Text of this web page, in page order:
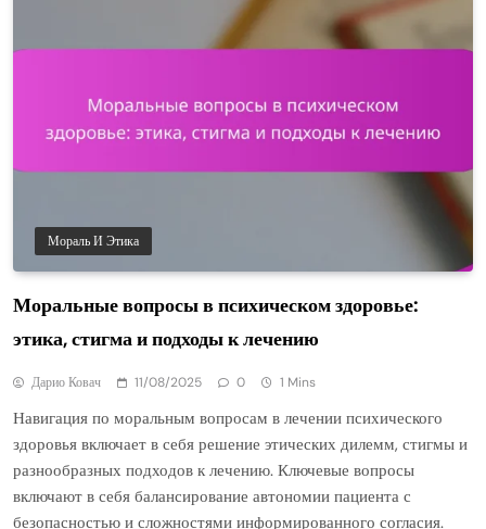
Мораль И Этика
Моральные вопросы в психическом здоровье:
этика, стигма и подходы к лечению
Дарио Ковач 11/08/2025 0 1 Mins
Навигация по моральным вопросам в лечении психического
здоровья включает в себя решение этических дилемм, стигмы и
разнообразных подходов к лечению. Ключевые вопросы
включают в себя балансирование автономии пациента с
безопасностью и сложностями информированного согласия.